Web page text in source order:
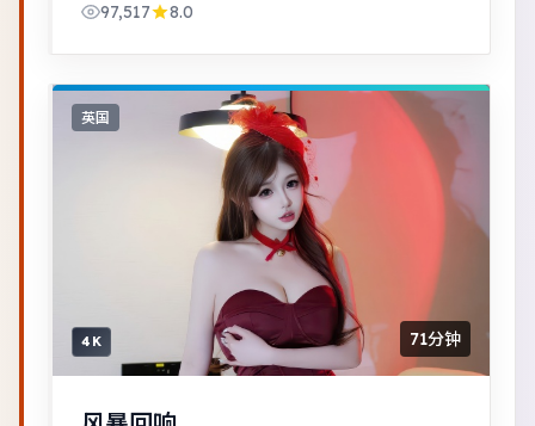
97,517
8.0
英国
4K 71分钟